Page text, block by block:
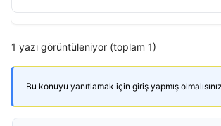
1 yazı görüntüleniyor (toplam 1)
Bu konuyu yanıtlamak için giriş yapmış